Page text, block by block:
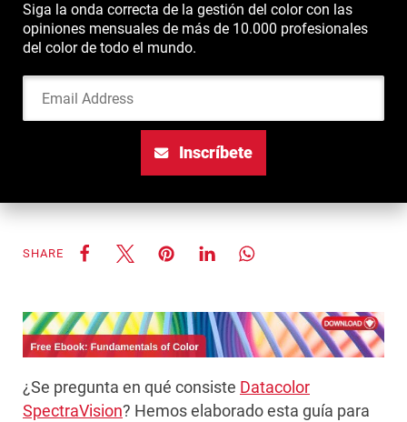
SHARE
Siga la onda correcta de la gestión del color con las
opiniones mensuales de más de 10.000 profesionales
del color de todo el mundo.
Email Address
Inscríbete
¿Se pregunta en qué consiste Datacolor
SpectraVision? Hemos elaborado esta guía para